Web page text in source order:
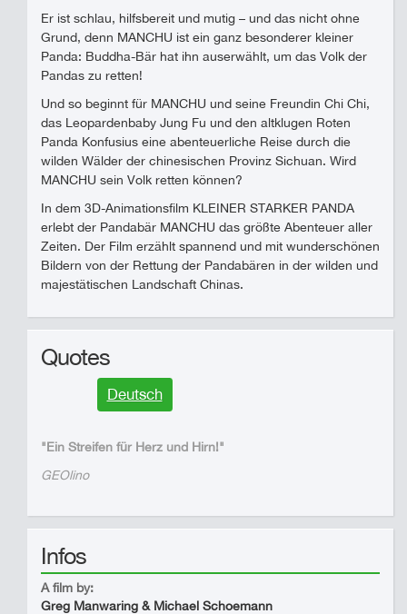
Er ist schlau, hilfsbereit und mutig – und das nicht ohne
Grund, denn MANCHU ist ein ganz besonderer kleiner
Panda: Buddha-Bär hat ihn auserwählt, um das Volk der
Pandas zu retten!
Und so beginnt für MANCHU und seine Freundin Chi Chi,
das Leopardenbaby Jung Fu und den altklugen Roten
Panda Konfusius eine abenteuerliche Reise durch die
wilden Wälder der chinesischen Provinz Sichuan. Wird
MANCHU sein Volk retten können?
In dem 3D-Animationsfilm KLEINER STARKER PANDA
erlebt der Pandabär MANCHU das größte Abenteuer aller
Zeiten. Der Film erzählt spannend und mit wunderschönen
Bildern von der Rettung der Pandabären in der wilden und
majestätischen Landschaft Chinas.
Quotes
Deutsch
"Ein Streifen für Herz und Hirn!"
GEOlino
Infos
A film by:
Greg Manwaring & Michael Schoemann